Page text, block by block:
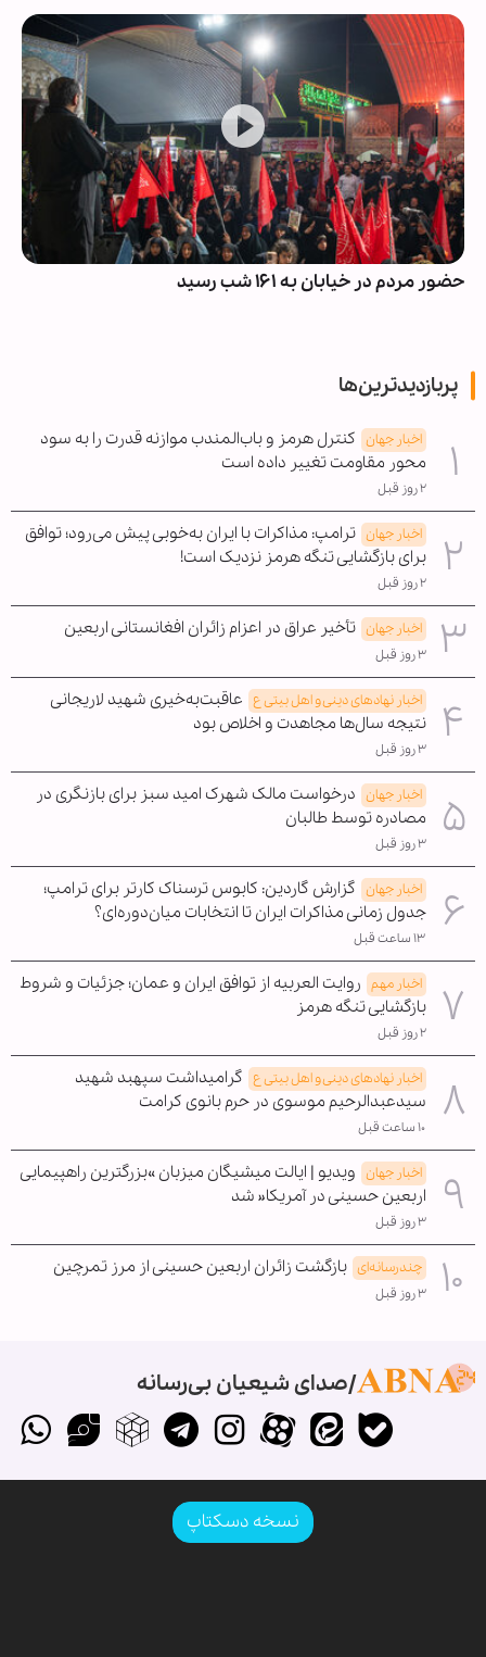
حضور مردم در خیابان به ۱۶۱ شب رسید
پربازدیدترین‌ها
اخبار جهان کنترل هرمز و باب‌المندب موازنه قدرت را به سود
محور مقاومت تغییر داده است
۲ روز قبل
اخبار جهان ترامپ: مذاکرات با ایران به‌خوبی پیش می‌رود؛ توافق
برای بازگشایی تنگه هرمز نزدیک است!
۲ روز قبل
اخبار جهان تأخیر عراق در اعزام زائران افغانستانی اربعین
۳ روز قبل
اخبار نهادهای دینی و اهل بیتی ع عاقبت‌به‌خیری شهید لاریجانی
نتیجه سال‌ها مجاهدت و اخلاص بود
۳ روز قبل
اخبار جهان درخواست مالک شهرک امید سبز برای بازنگری در
مصادره توسط طالبان
۳ روز قبل
اخبار جهان گزارش گاردین: کابوس ترسناک کارتر برای ترامپ؛
جدول زمانی مذاکرات ایران تا انتخابات میان‌دوره‌ای؟
۱۳ ساعت قبل
اخبار مهم روایت العربیه از توافق ایران و عمان؛ جزئیات و شروط
بازگشایی تنگه هرمز
۲ روز قبل
اخبار نهادهای دینی و اهل بیتی ع گرامیداشت سپهبد شهید
سیدعبدالرحیم موسوی در حرم بانوی کرامت
۱۰ ساعت قبل
اخبار جهان ویدیو | ایالت میشیگان میزبان »بزرگترین راهپیمایی
اربعین حسینی در آمریکا« شد
۳ روز قبل
چندرسانه‌ای بازگشت زائران اربعین حسینی از مرز تمرچین
۳ روز قبل
صدای شیعیان بی‌رسانه
نسخه دسکتاپ